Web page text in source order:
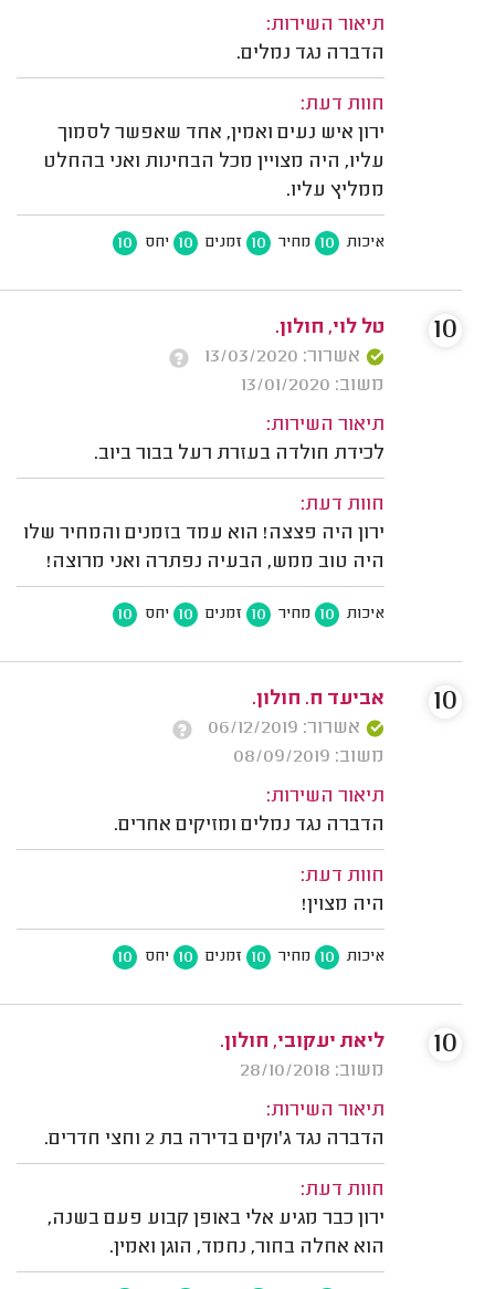
תיאור השירות:
הדברה נגד נמלים.
חוות דעת:
ירון איש נעים ואמין, אחד שאפשר לסמוך
עליו, היה מצויין מכל הבחינות ואני בהחלט
ממליץ עליו.
איכות 10 מחיר 10 זמנים 10 יחס 10
טל לוי, חולון.
אשרור: 13/03/2020
משוב: 13/01/2020
תיאור השירות:
לכידת חולדה בעזרת רעל בבור ביוב.
חוות דעת:
ירון היה פצצה! הוא עמד בזמנים והמחיר שלו
היה טוב ממש, הבעיה נפתרה ואני מרוצה!
איכות 10 מחיר 10 זמנים 10 יחס 10
10
אביעד ח. חולון.
אשרור: 06/12/2019
משוב: 08/09/2019
תיאור השירות:
הדברה נגד נמלים ומזיקים אחרים.
חוות דעת:
היה מצוין!
איכות 10 מחיר 10 זמנים 10 יחס 10
10
ליאת יעקובי, חולון.
משוב: 28/10/2018
תיאור השירות:
הדברה נגד ג'וקים בדירה בת 2 וחצי חדרים.
חוות דעת:
ירון כבר מגיע אלי באופן קבוע פעם בשנה,
הוא אחלה בחור, נחמד, הוגן ואמין.
10